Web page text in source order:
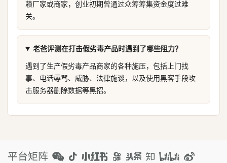
赖厂家或商家，创业初期曾通过众筹筹集资金度过难
关。
老爸评测在打击假劣毒产品时遇到了哪些阻力？
遇到了生产假劣毒产品商家的各种施压，包括上门找
事、电话辱骂、威胁、法律施谈，以及使用黑客手段攻
击服务器删除数据等黑招。
平台矩阵